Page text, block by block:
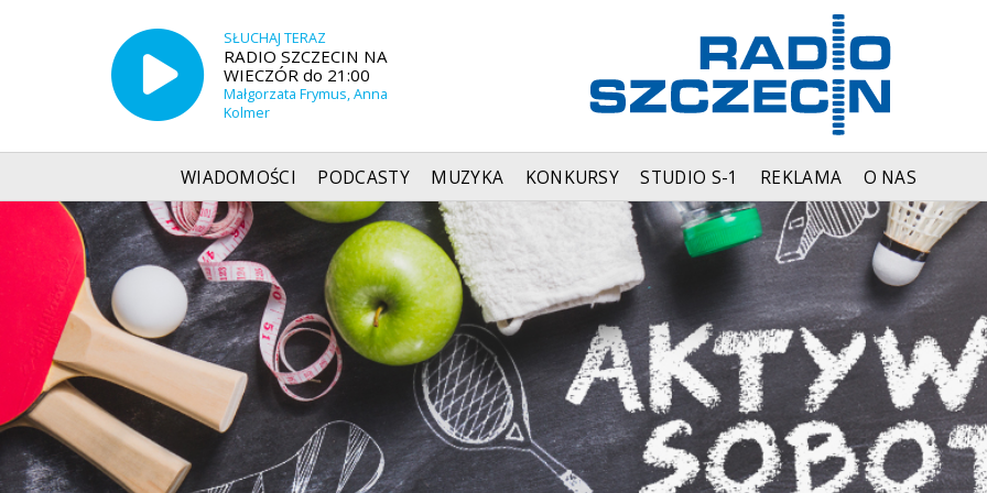
SŁUCHAJ TERAZ
RADIO SZCZECIN NA
WIECZÓR do 21:00
Małgorzata Frymus, Anna
Kolmer
WIADOMOŚCI PODCASTY MUZYKA KONKURSY STUDIO S-1 REKLAMA O NAS